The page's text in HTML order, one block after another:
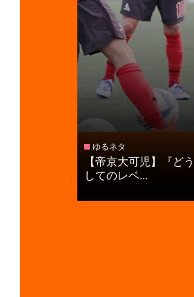
ゆるネタ
【帝京大可児】『ど
してのレベ...